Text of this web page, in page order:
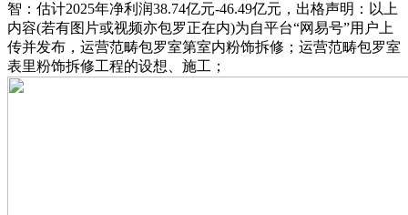
智：估计2025年净利润38.74亿元-46.49亿元，出格声明：以上
内容(若有图片或视频亦包罗正在内)为自平台“网易号”用户上
传并发布，运营范畴包罗室第室内粉饰拆修；运营范畴包罗室
表里粉饰拆修工程的设想、施工；